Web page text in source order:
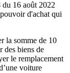
du 16 août 2022
d'achat qui
la somme de 10
des biens de
le remplacement
voiture